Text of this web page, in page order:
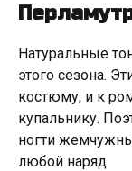
Натуральные
этого сезона.
костюму, и к
купальнику.
ногти
любой наряд.